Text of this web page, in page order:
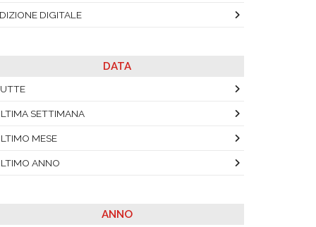
DIGITALE
DATA
SETTIMANA
MESE
ANNO
ANNO